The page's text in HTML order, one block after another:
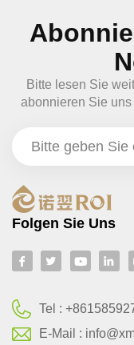
Bitte lesen Sie
abonnieren Sie
Folgen Sie Uns
Tel :
E-Mail :